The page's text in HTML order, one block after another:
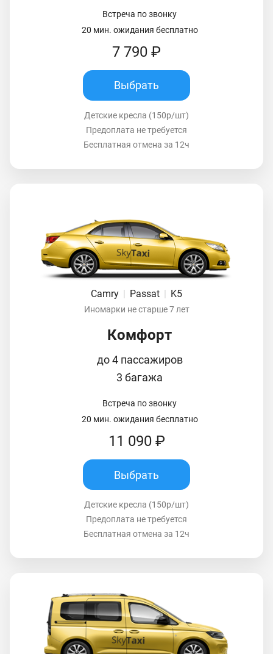
Встреча по звонку
20 мин. ожидания бесплатно
7 790 ₽
Выбрать
Детские кресла (150р/шт)
Предоплата не требуется
Бесплатная отмена за 12ч
Camry Passat K5
Иномарки не старше 7 лет
Комфорт
до 4 пассажиров
3 багажа
Встреча по звонку
20 мин. ожидания бесплатно
11 090 ₽
Выбрать
Детские кресла (150р/шт)
Предоплата не требуется
Бесплатная отмена за 12ч